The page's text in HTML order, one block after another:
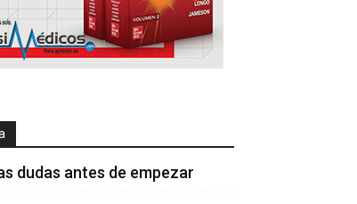
dudas antes de empezar